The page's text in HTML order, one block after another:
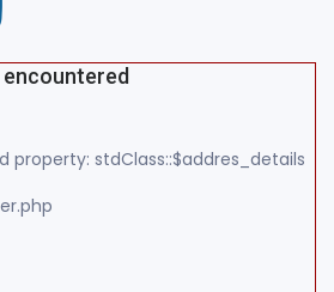
encountered
property: stdClass::$addres_details